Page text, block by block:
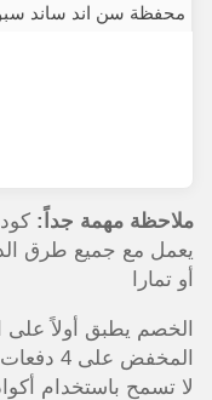
محفظة سن اند ساند
ملاحظة مهمة جداً:
يعمل مع جميع طرق
أو تمارا
الخصم يطبق أولاً على
المخفض
لا تسمح باستخدام